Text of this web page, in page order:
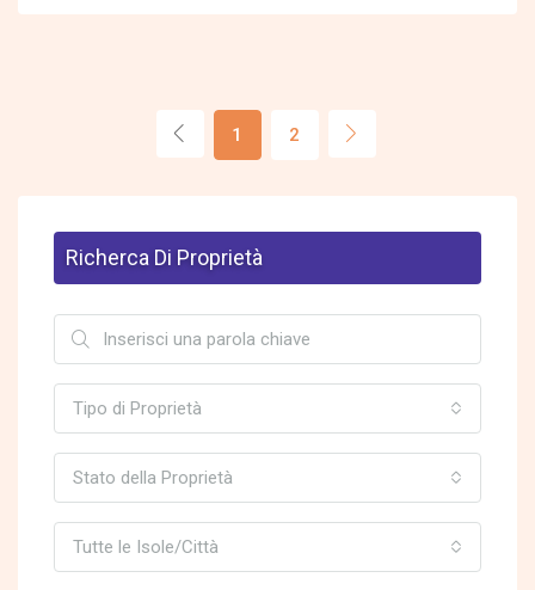
1 2
Richerca Di Proprietà
Tipo di Proprietà
Stato della Proprietà
Tutte le Isole/Città